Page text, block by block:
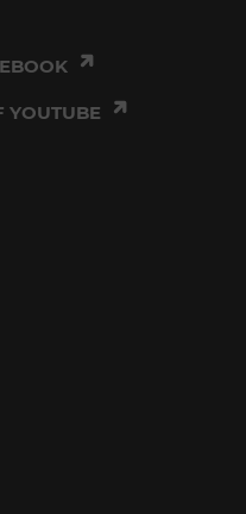
YOUTUBE